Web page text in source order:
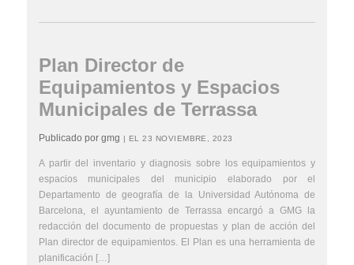
Plan Director de
Equipamientos y Espacios
Municipales de Terrassa
Publicado por gmg | EL 23 NOVIEMBRE, 2023
A partir del inventario y diagnosis sobre los equipamientos y
espacios municipales del municipio elaborado por el
Departamento de geografía de la Universidad Autónoma de
Barcelona, el ayuntamiento de Terrassa encargó a GMG la
redacción del documento de propuestas y plan de acción del
Plan director de equipamientos. El Plan es una herramienta de
planificación […]